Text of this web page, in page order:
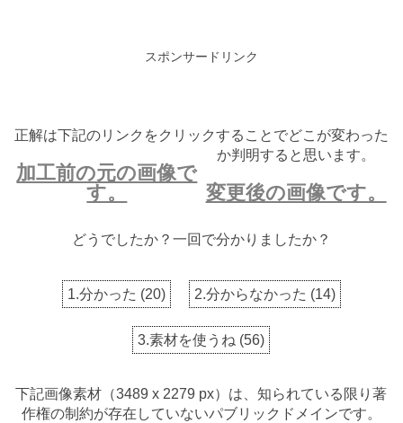
スポンサードリンク
正解は下記のリンクをクリックすることでどこが変わった
か判明すると思います。
加工前の元の画像で
す。
変更後の画像です。
どうでしたか？一回で分かりましたか？
1.分かった (20) 2.分からなかった (14)
3.素材を使うね (56)
下記画像素材（3489 x 2279 px）は、知られている限り著
作権の制約が存在していないパブリックドメインです。